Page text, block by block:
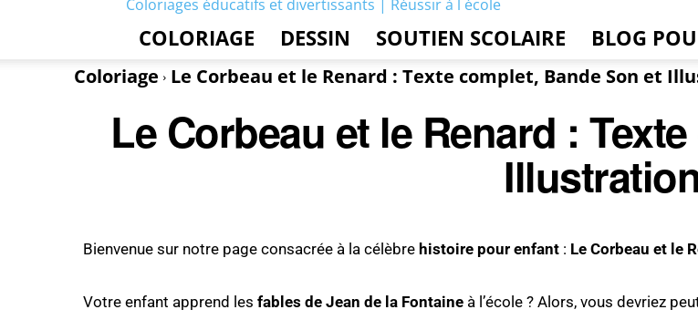
Coloriages éducatifs et divertissants | Réussir à l école
COLORIAGE DESSIN SOUTIEN SCOLAIRE BLOG
Coloriage Le Corbeau et le Renard : Texte complet, Bande Son et
Le Corbeau et le Renard :
Bienvenue sur notre page consacrée à la célèbre histoire pour enfant : Le Corbeau et le
Votre enfant apprend les fables de Jean de la Fontaine à l’école ? Alors, vous devriez